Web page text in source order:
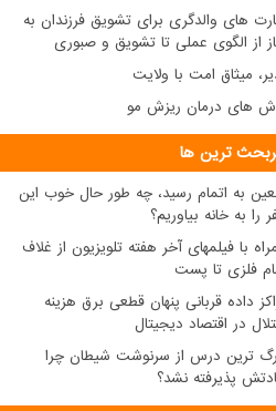
های والدگری برای تشویق فرزندان به
از الگوی عملی تا تشویق و صبوری
میثاق امت با ولایت
های درمان ریزش مو
ترین ها
به اتمام رسید، چه طور حال خوب این
را به خانه بیاوریم؟
با فیلمهای آخر هفته تلویزیون از غلاف
فلزی تا پست
داده قربانی پنهان قطعی برق هزینه
در اقتصاد دیجیتال
ترین درس از سرنوشت شیطان چرا
پذیرفته نشد؟